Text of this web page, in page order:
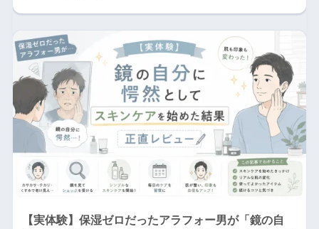
【実体験】保湿ゼロだったアラフォー男が「鏡の自